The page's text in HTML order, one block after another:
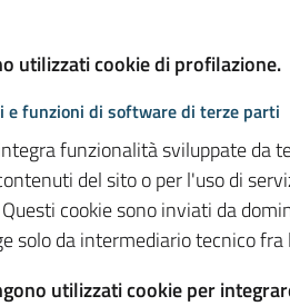
utilizzati cookie di profilazione.
e funzioni di software di terze parti
funzionalità sviluppate da
del sito o per l'uso di
cookie sono inviati da
solo da intermediario tecnico
utilizzati cookie per